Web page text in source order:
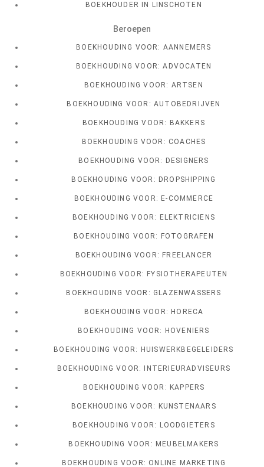
BOEKHOUDER IN LINSCHOTEN
Beroepen
BOEKHOUDING VOOR: AANNEMERS
BOEKHOUDING VOOR: ADVOCATEN
BOEKHOUDING VOOR: ARTSEN
BOEKHOUDING VOOR: AUTOBEDRIJVEN
BOEKHOUDING VOOR: BAKKERS
BOEKHOUDING VOOR: COACHES
BOEKHOUDING VOOR: DESIGNERS
BOEKHOUDING VOOR: DROPSHIPPING
BOEKHOUDING VOOR: E-COMMERCE
BOEKHOUDING VOOR: ELEKTRICIENS
BOEKHOUDING VOOR: FOTOGRAFEN
BOEKHOUDING VOOR: FREELANCER
BOEKHOUDING VOOR: FYSIOTHERAPEUTEN
BOEKHOUDING VOOR: GLAZENWASSERS
BOEKHOUDING VOOR: HORECA
BOEKHOUDING VOOR: HOVENIERS
BOEKHOUDING VOOR: HUISWERKBEGELEIDERS
BOEKHOUDING VOOR: INTERIEURADVISEURS
BOEKHOUDING VOOR: KAPPERS
BOEKHOUDING VOOR: KUNSTENAARS
BOEKHOUDING VOOR: LOODGIETERS
BOEKHOUDING VOOR: MEUBELMAKERS
BOEKHOUDING VOOR: ONLINE MARKETING